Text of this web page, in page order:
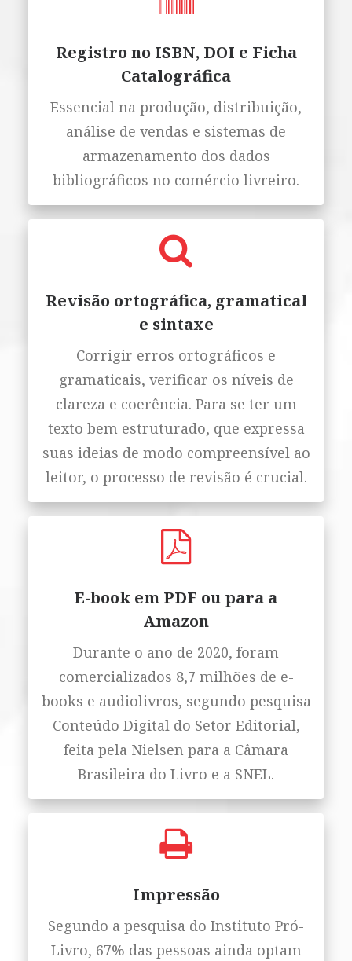
Registro no ISBN, DOI e Ficha
Catalográfica
Essencial na produção, distribuição,
análise de vendas e sistemas de
armazenamento dos dados
bibliográficos no comércio livreiro.
Revisão ortográfica, gramatical
e sintaxe
Corrigir erros ortográficos e
gramaticais, verificar os níveis de
clareza e coerência. Para se ter um
texto bem estruturado, que expressa
suas ideias de modo compreensível ao
leitor, o processo de revisão é crucial.
E-book em PDF ou para a
Amazon
Durante o ano de 2020, foram
comercializados 8,7 milhões de e-
books e audiolivros, segundo pesquisa
Conteúdo Digital do Setor Editorial,
feita pela Nielsen para a Câmara
Brasileira do Livro e a SNEL.
Impressão
Segundo a pesquisa do Instituto Pró-
Livro, 67% das pessoas ainda optam